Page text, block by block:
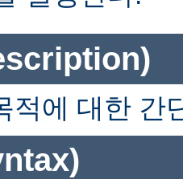
적에 대한 간